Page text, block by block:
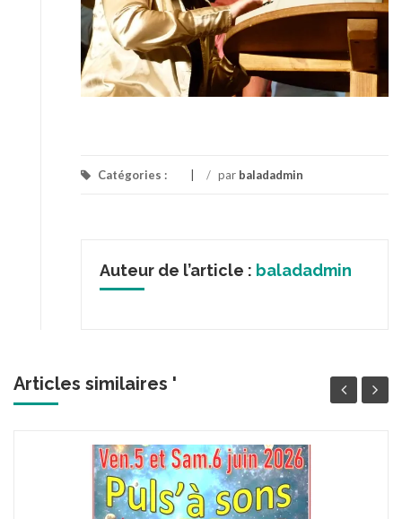
Catégories : / par baladadmin
Auteur de l’article : baladadmin
Articles similaires '